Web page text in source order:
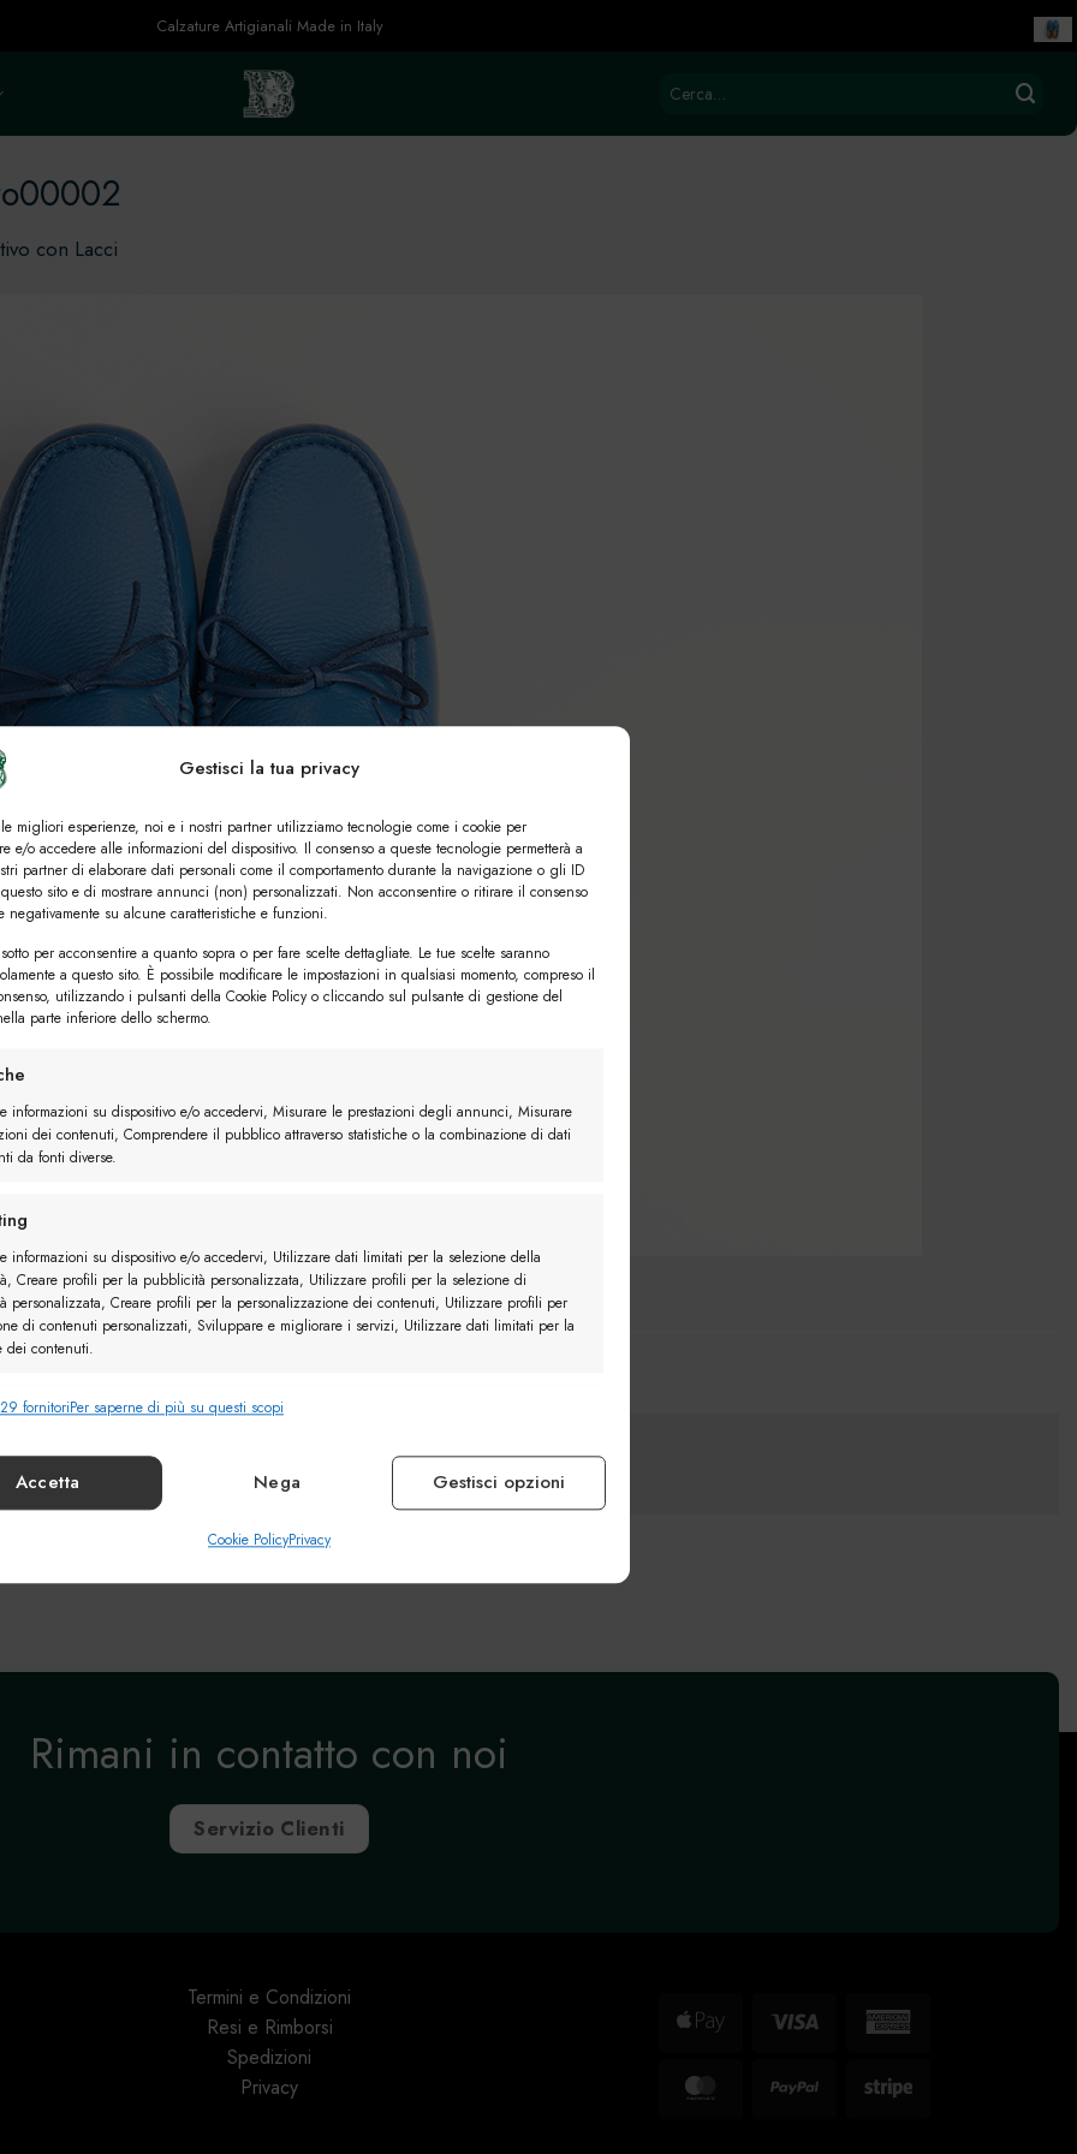
Gestisci la tua privacy
migliori esperienze, noi e i nostri partner utilizziamo tecnologie come i cookie per
e/o accedere alle informazioni del dispositivo. Il consenso a queste tecnologie permetterà a
partner di elaborare dati personali come il comportamento durante la navigazione o gli ID
sito e di mostrare annunci (non) personalizzati. Non acconsentire o ritirare il consenso
negativamente su alcune caratteristiche e funzioni.
per acconsentire a quanto sopra o per fare scelte dettagliate. Le tue scelte saranno
a questo sito. È possibile modificare le impostazioni in qualsiasi momento, compreso il
utilizzando i pulsanti della Cookie Policy o cliccando sul pulsante di gestione del
parte inferiore dello schermo.
informazioni su dispositivo e/o accedervi, Misurare le prestazioni degli annunci, Misurare
dei contenuti, Comprendere il pubblico attraverso statistiche o la combinazione di dati
da fonti diverse.
informazioni su dispositivo e/o accedervi, Utilizzare dati limitati per la selezione della
Creare profili per la pubblicità personalizzata, Utilizzare profili per la selezione di
personalizzata, Creare profili per la personalizzazione dei contenuti, Utilizzare profili per
di contenuti personalizzati, Sviluppare e migliorare i servizi, Utilizzare dati limitati per la
dei contenuti.
Identificare i dispositivi in base alle informazioni trasmesse automaticamente.
la sicurezza, prevenire e rilevare frodi, correggere
fornitoriPer saperne di più su questi scopi
Accetta Nega Gestisci opzioni
Cookie PolicyPrivacy
Calzature Artigianali Made in Italy
Cerca:
con Lacci
Rimani in contatto con noi
Servizio Clienti
Termini e Condizioni
Resi e Rimborsi
Spedizioni
Privacy
Apple
Visa
American
MasterCard
Stripe